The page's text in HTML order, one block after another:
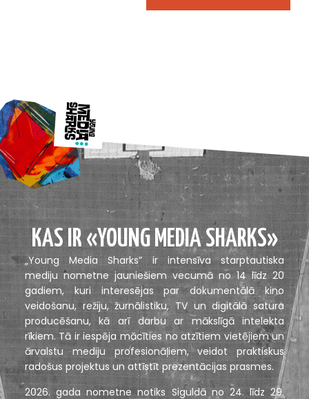
KAS IR «YOUNG MEDIA SHARKS»
„Young Media Sharks” ir intensīva starptautiska
mediju nometne jauniešiem vecumā no 14 līdz 20
gadiem, kuri interesējas par dokumentālā kino
veidošanu, režiju, žurnālistiku, TV un digitālā satura
producēšanu, kā arī darbu ar mākslīgā intelekta
rīkiem. Tā ir iespēja mācīties no atzītiem vietējiem un
ārvalstu mediju profesionāļiem, veidot praktiskus
radošus projektus un attīstīt prezentācijas prasmes.
2026. gada nometne notiks Siguldā no 24. līdz 29.